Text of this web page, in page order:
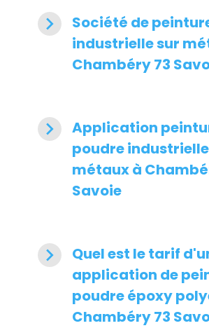
navigate_next Société de
industrielle sur
Chambéry 73
navigate_next Application
poudre
métaux à
Savoie
navigate_next Quel est le tarif
application de
poudre époxy
Chambéry 73